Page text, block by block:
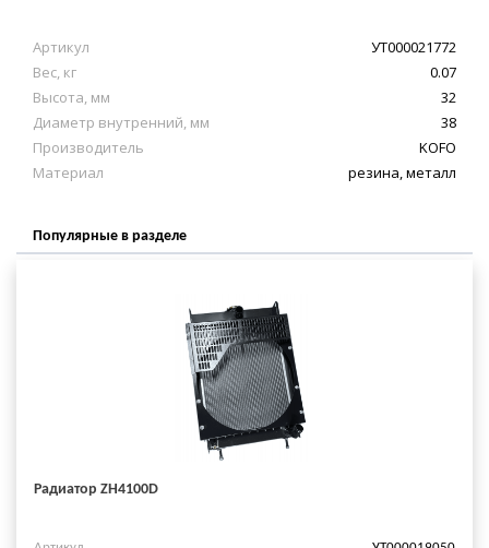
Артикул
УТ000021772
Вес, кг
0.07
Высота, мм
32
Диаметр внутренний, мм
38
Производитель
KOFO
Материал
резина, металл
Популярные в разделе
Радиатор ZH4100D